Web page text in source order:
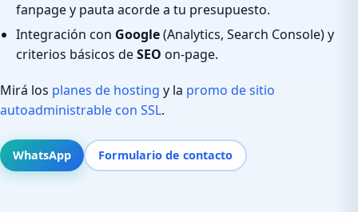
fanpage y pauta acorde a tu presupuesto.
Integración con Google(Analytics, Search Console) y
criterios básicos deSEO on-page.
Mirá los planes de hosting y la promo de sitio
autoadministrable con SSL.
WhatsApp Formulario de contacto